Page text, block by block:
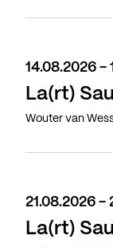
14.08.2026 -
La(rt)
Wouter van
21.08.2026 -
La(rt)